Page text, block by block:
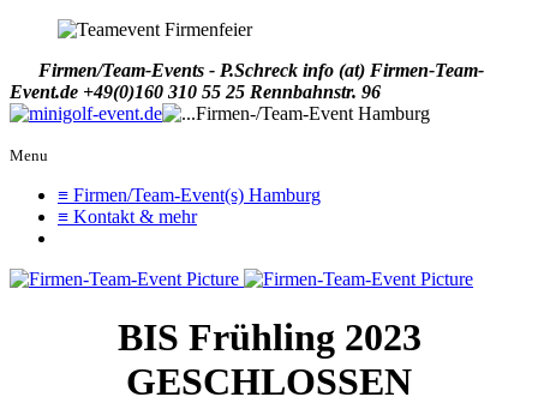
Firmen/Team-Events - P.Schreck info (at) Firmen-Team-
Event.de +49(0)160 310 55 25 Rennbahnstr. 96
Menu
≡ Firmen/Team-Event(s) Hamburg
≡ Kontakt & mehr
BIS Frühling 2023
GESCHLOSSEN